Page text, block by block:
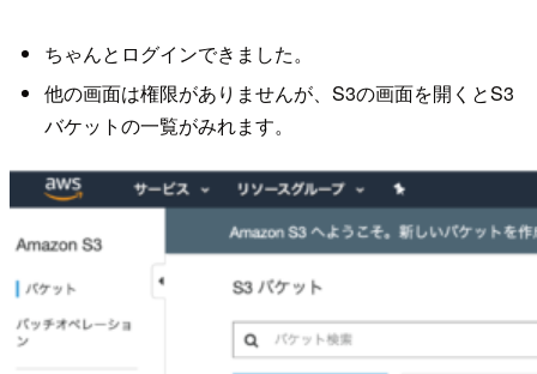
ちゃんとログインできました。
他の画面は権限がありませんが、S3の画面を開くとS3
バケットの一覧がみれます。